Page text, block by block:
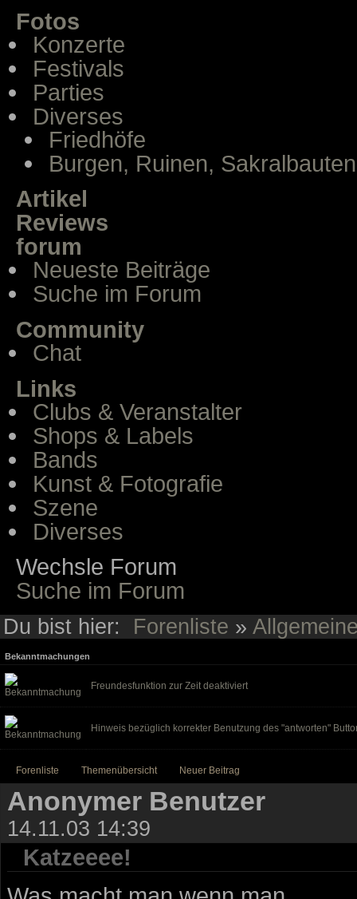
Fotos
Konzerte
Festivals
Parties
Diverses
Friedhöfe
Burgen, Ruinen, Sakralbauten
Artikel
Reviews
forum
Neueste Beiträge
Suche im Forum
Community
Chat
Links
Clubs & Veranstalter
Shops & Labels
Bands
Kunst & Fotografie
Szene
Diverses
Wechsle Forum
Suche im Forum
Du bist hier: Forenliste »
Bekanntmachungen
Freundesfunktion zur Zeit deaktiviert
Hinweis bezüglich korrekter Benutzung des "antworten"
Forenliste Themenübersicht Neuer Beitrag
Anonymer Benutzer
14.11.03 14:39
Katzeeee!